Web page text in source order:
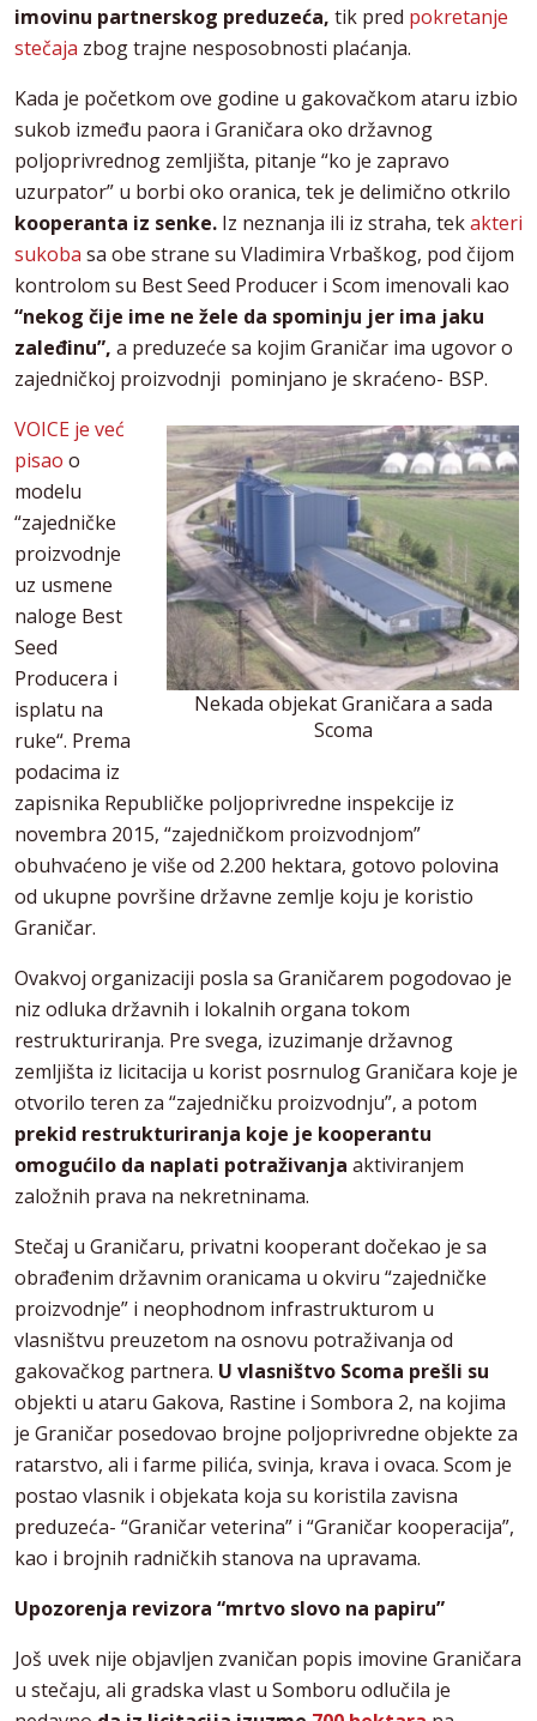
imovinu partnerskog preduzeća, tik pred pokretanje
stečaja zbog trajne nesposobnosti plaćanja.
Kada je početkom ove godine u gakovačkom ataru izbio
sukob između paora i Graničara oko državnog
poljoprivrednog zemljišta, pitanje “ko je zapravo
uzurpator” u borbi oko oranica, tek je delimično otkrilo
kooperanta iz senke. Iz neznanja ili iz straha, tekakteri
sukoba sa obe strane su Vladimira Vrbaškog, pod čijom
kontrolom su Best Seed Producer i Scom imenovali kao
“nekog čije ime ne žele da spominju jer ima jaku
zaleđinu”, a preduzeće sa kojim Graničar ima ugovor o
zajedničkoj proizvodnji pominjano je skraćeno- BSP.
Nekada objekat Graničara a sada
Scoma
VOICE je već
pisao o
modelu
“zajedničke
proizvodnje
uz usmene
naloge Best
Seed
Producera i
isplatu na
ruke“. Prema
podacima iz
zapisnika Republičke poljoprivredne inspekcije iz
novembra 2015, “zajedničkom proizvodnjom”
obuhvaćeno je više od 2.200 hektara, gotovo polovina
od ukupne površine državne zemlje koju je koristio
Graničar.
Ovakvoj organizaciji posla sa Graničarem pogodovao je
niz odluka državnih i lokalnih organa tokom
restrukturiranja. Pre svega, izuzimanje državnog
zemljišta iz licitacija u korist posrnulog Graničara koje je
otvorilo teren za “zajedničku proizvodnju”, a potom
prekid restrukturiranja koje je kooperantu
omogućilo da naplati potraživanja aktiviranjem
založnih prava na nekretninama.
Stečaj u Graničaru, privatni kooperant dočekao je sa
obrađenim državnim oranicama u okviru “zajedničke
proizvodnje” i neophodnom infrastrukturom u
vlasništvu preuzetom na osnovu potraživanja od
gakovačkog partnera. U vlasništvo Scoma prešli su
objekti u ataru Gakova, Rastine i Sombora 2, na kojima
je Graničar posedovao brojne poljoprivredne objekte za
ratarstvo, ali i farme pilića, svinja, krava i ovaca. Scom je
postao vlasnik i objekata koja su koristila zavisna
preduzeća- “Graničar veterina” i “Graničar kooperacija”,
kao i brojnih radničkih stanova na upravama.
Upozorenja revizora “mrtvo slovo na papiru”
Još uvek nije objavljen zvaničan popis imovine Graničara
u stečaju, ali gradska vlast u Somboru odlučila je